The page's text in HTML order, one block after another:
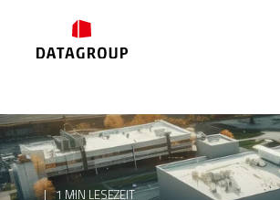
1 MIN LESEZEIT